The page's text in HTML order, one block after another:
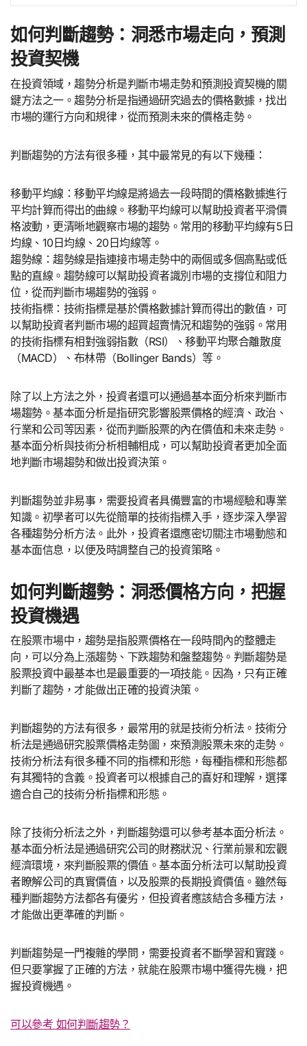
如何判斷趨勢：洞悉市場走向，預測
投資契機
在投資領域，趨勢分析是判斷市場走勢和預測投資契機的關
鍵方法之一。趨勢分析是指通過研究過去的價格數據，找出
市場的運行方向和規律，從而預測未來的價格走勢。
判斷趨勢的方法有很多種，其中最常見的有以下幾種：
移動平均線：移動平均線是將過去一段時間的價格數據進行
平均計算而得出的曲線。移動平均線可以幫助投資者平滑價
格波動，更清晰地觀察市場的趨勢。常用的移動平均線有5日
均線、10日均線、20日均線等。
趨勢線：趨勢線是指連接市場走勢中的兩個或多個高點或低
點的直線。趨勢線可以幫助投資者識別市場的支撐位和阻力
位，從而判斷市場趨勢的強弱。
技術指標：技術指標是基於價格數據計算而得出的數值，可
以幫助投資者判斷市場的超買超賣情況和趨勢的強弱。常用
的技術指標有相對強弱指數（RSI）、移動平均聚合離散度
（MACD）、布林帶（Bollinger Bands）等。
除了以上方法之外，投資者還可以通過基本面分析來判斷市
場趨勢。基本面分析是指研究影響股票價格的經濟、政治、
行業和公司等因素，從而判斷股票的內在價值和未來走勢。
基本面分析與技術分析相輔相成，可以幫助投資者更加全面
地判斷市場趨勢和做出投資決策。
判斷趨勢並非易事，需要投資者具備豐富的市場經驗和專業
知識。初學者可以先從簡單的技術指標入手，逐步深入學習
各種趨勢分析方法。此外，投資者還應密切關注市場動態和
基本面信息，以便及時調整自己的投資策略。
如何判斷趨勢：洞悉價格方向，把握
投資機遇
在股票市場中，趨勢是指股票價格在一段時間內的整體走
向，可以分為上漲趨勢、下跌趨勢和盤整趨勢。判斷趨勢是
股票投資中最基本也是最重要的一項技能。因為，只有正確
判斷了趨勢，才能做出正確的投資決策。
判斷趨勢的方法有很多，最常用的就是技術分析法。技術分
析法是通過研究股票價格走勢圖，來預測股票未來的走勢。
技術分析法有很多種不同的指標和形態，每種指標和形態都
有其獨特的含義。投資者可以根據自己的喜好和理解，選擇
適合自己的技術分析指標和形態。
除了技術分析法之外，判斷趨勢還可以參考基本面分析法。
基本面分析法是通過研究公司的財務狀況、行業前景和宏觀
經濟環境，來判斷股票的價值。基本面分析法可以幫助投資
者瞭解公司的真實價值，以及股票的長期投資價值。雖然每
種判斷趨勢方法都各有優劣，但投資者應該結合多種方法，
才能做出更準確的判斷。
判斷趨勢是一門複雜的學問，需要投資者不斷學習和實踐。
但只要掌握了正確的方法，就能在股票市場中獲得先機，把
握投資機遇。
可以參考 如何判斷趨勢？